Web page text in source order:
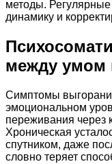
методы. Регулярные
динамику и
между умом
Симптомы
эмоциональном
переживания через
Хроническая
спутником, даже
словно теряет